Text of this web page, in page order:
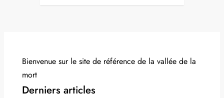
Bienvenue sur le site de référence de la vallée de la
mort
Derniers articles